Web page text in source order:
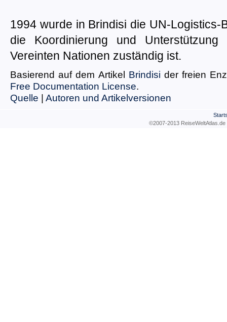
1994 wurde in Brindisi die UN-Logistics-
die Koordinierung und Unterstützung
Vereinten Nationen zuständig ist.
Basierend auf dem Artikel Brindisi der freien
Free Documentation License.
Quelle | Autoren und Artikelversionen
©2007-2013